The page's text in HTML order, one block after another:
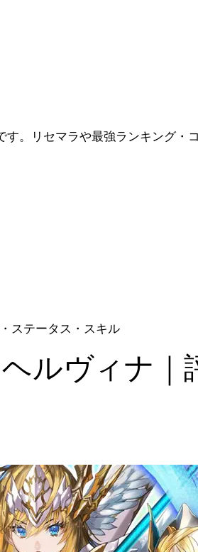
。リセマラや最強ランキング・
ステータス・スキル
ヘルヴィナ